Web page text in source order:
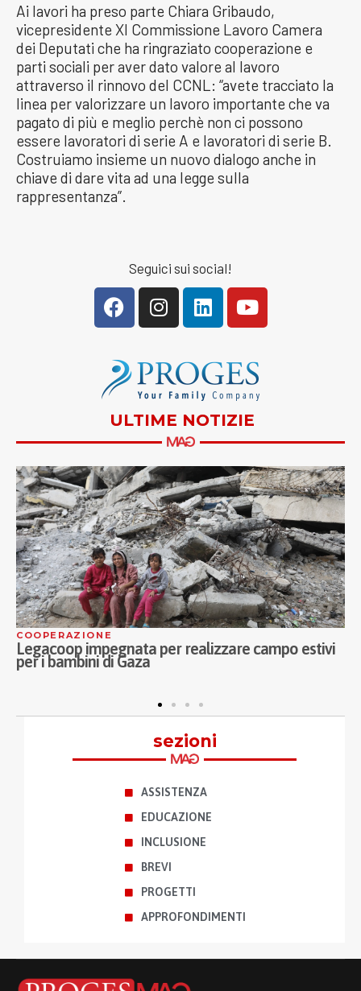
Ai lavori ha preso parte Chiara Gribaudo,
vicepresidente XI Commissione Lavoro Camera
dei Deputati che ha ringraziato cooperazione e
parti sociali per aver dato valore al lavoro
attraverso il rinnovo del CCNL: “avete tracciato la
linea per valorizzare un lavoro importante che va
pagato di più e meglio perchè non ci possono
essere lavoratori di serie A e lavoratori di serie B.
Costruiamo insieme un nuovo dialogo anche in
chiave di dare vita ad una legge sulla
rappresentanza”.
Seguici sui social!
ULTIME NOTIZIE
impegnata per realizzare campo estivi
di Gaza
sezioni
ASSISTENZA
EDUCAZIONE
INCLUSIONE
BREVI
PROGETTI
APPROFONDIMENTI